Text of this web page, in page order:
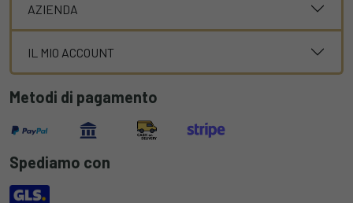
AZIENDA
IL MIO ACCOUNT
Metodi di pagamento
Spediamo con